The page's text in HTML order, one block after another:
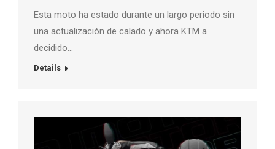
Esta moto ha estado durante un largo periodo sin
una actualización de calado y ahora KTM a
decidido…
Details